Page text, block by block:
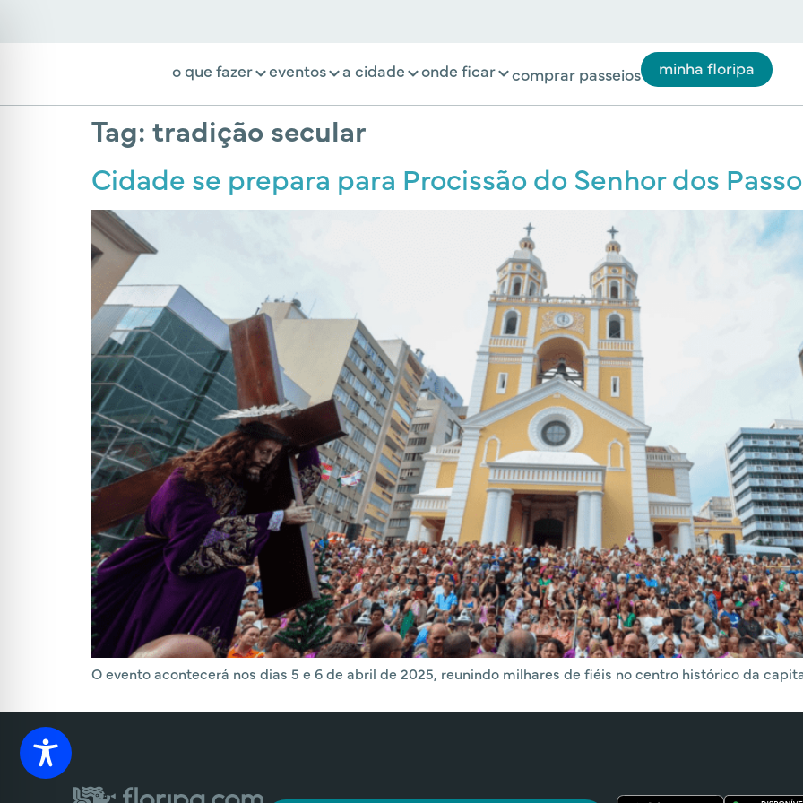
o que fazer eventos a cidade onde ficar comprar passeios minha floripa
Tag: tradição secular
Cidade se prepara para Procissão do Senhor dos
O evento acontecerá nos dias 5 e 6 de abril de 2025, reunindo milhares de fiéis no centro histórico da